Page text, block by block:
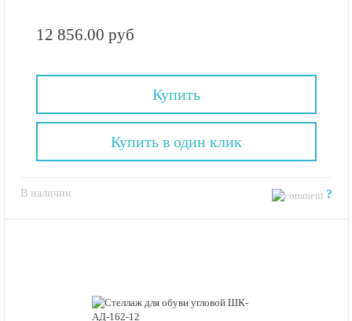
12 856.00 руб
Купить
В наличии ?
Купить в один клик